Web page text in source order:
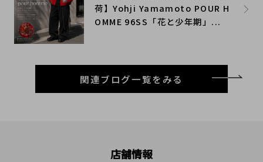
荷】Yohji Yamamoto POUR H
OMME 96SS「花と少年期」...
関連ブログ一覧をみる
店舗情報